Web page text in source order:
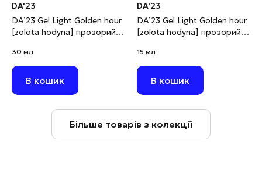
DA'23
DA’23 Gel Light Golden hour
[zolota hodyna] прозорий з
30 мл
В кошик
DA'23
DA’23 Gel Light Golden hour
[zolota hodyna] прозорий з
15 мл
В кошик
Більше товарів з колекції